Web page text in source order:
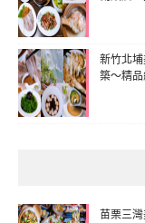
新竹北
築～精
苗栗三